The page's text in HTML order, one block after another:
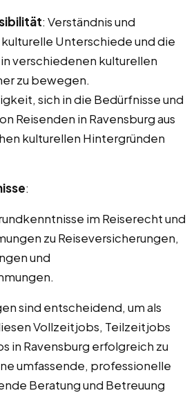
: Verständnis und
Unterschiede und die
verschiedenen kulturellen
zu bewegen.
sich in die Bedürfnisse und
Reisenden in Ravensburg aus
kulturellen Hintergründen
:
im Reiserecht und
zu Reiseversicherungen,
und
sind entscheidend, um als
Vollzeitjobs, Teilzeitjobs
in Ravensburg erfolgreich zu
umfassende, professionelle
Beratung und Betreuung